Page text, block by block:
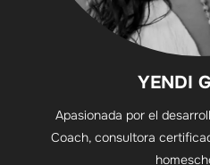
YENDI
Apasionada por el
Coach, consultora